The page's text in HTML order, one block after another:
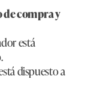
de compra y
está
dispuesto a